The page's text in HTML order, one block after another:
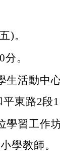
)。
。
生活動中
東路2段
學習工作
學教師。